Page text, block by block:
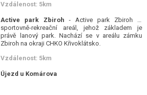
Vzdálenost: 5km
Active park Zbiroh - Active park Zbiroh je
sportovně-rekreační areál, jehož základem je
právě lanový park. Nachází se v areálu zámku
Zbiroh na okraji CHKO Křivoklátsko.
Vzdálenost: 5km
Újezd u Komárova